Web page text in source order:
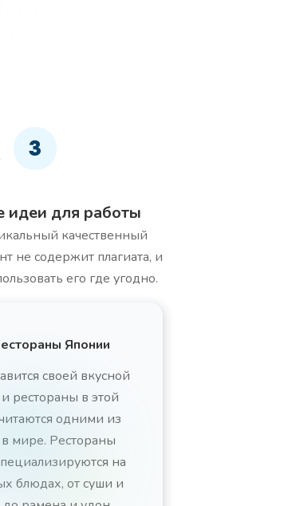
3
идеи для работы
качественный
не содержит плагиата, и
его где угодно.
Японии
своей вкусной
рестораны в этой
одними из
мире. Рестораны
на
блюдах, от суши и